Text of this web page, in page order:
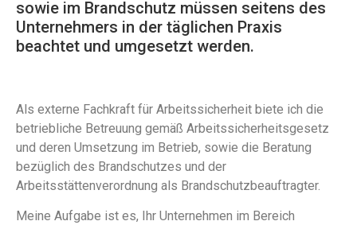
sowie im Brandschutz müssen seitens des
Unternehmers in der täglichen Praxis
beachtet und umgesetzt werden.
Als externe Fachkraft für Arbeitssicherheit biete ich die
betriebliche Betreuung gemäß Arbeitssicherheitsgesetz
und deren Umsetzung im Betrieb, sowie die Beratung
bezüglich des Brandschutzes und der
Arbeitsstättenverordnung als Brandschutzbeauftragter.
Meine Aufgabe ist es, Ihr Unternehmen im Bereich